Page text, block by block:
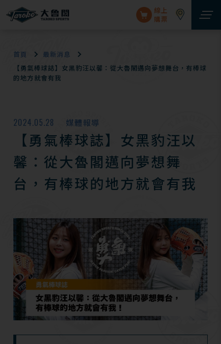
線上
購票
首頁
最新消息
【勇氣棒球誌】女黑豹汪以馨：從大魯閣邁向夢想舞台，有棒球
的地方就會有我
2024.05.28 媒體報導
【勇氣棒球誌】女黑豹汪以
馨：從大魯閣邁向夢想舞
台，有棒球的地方就會有我